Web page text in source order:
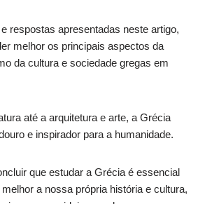
respostas apresentadas neste artigo,
melhor os principais aspectos da
da cultura e sociedade gregas em
até a arquitetura e arte, a Grécia
e inspirador para a humanidade.
que estudar a Grécia é essencial
a nossa própria história e cultura,